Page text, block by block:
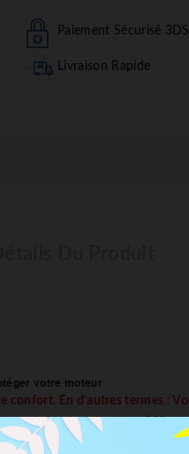
Paiement Sécurisé 3DS
Livraison Rapide
votre moteur
confort. En d'autres termes :
sur le bouton d'origine ESP.
de l'automobile.